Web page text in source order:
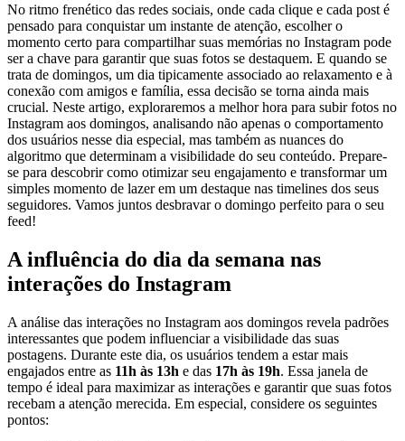
No ritmo frenético das redes⁤ sociais, onde cada clique⁣ e⁤ cada post é
pensado para ⁤conquistar um instante⁤ de ⁣atenção, escolher o
momento certo para compartilhar suas memórias no Instagram pode
ser a chave para ‍garantir que suas fotos se destaquem. E⁢ quando se
trata⁤ de domingos, um dia tipicamente associado ao relaxamento e⁤ à
conexão com ‍amigos ⁤e família, essa‍ decisão se torna ainda mais
⁤crucial. Neste ⁤artigo, exploraremos a ⁢melhor ‌hora para ⁤subir fotos no
Instagram⁤ aos domingos, ⁣analisando não apenas o ​comportamento
dos usuários nesse⁣ dia especial, mas também as nuances do
algoritmo que determinam a visibilidade ​do seu conteúdo.‍ Prepare-
se para descobrir como otimizar seu engajamento‌ e transformar um
simples ‍momento​ de lazer em ⁤um destaque nas timelines dos seus​
seguidores. Vamos juntos desbravar o ⁣domingo perfeito ⁣para o seu
feed!
A ⁣influência do dia‍ da semana nas
interações do Instagram
A análise das interações no Instagram⁣ aos domingos ⁢revela padrões
interessantes que podem‍ influenciar a visibilidade das suas
postagens. Durante⁢ este dia, os usuários tendem ⁢a⁣ estar mais
⁢engajados entre as 11h⁣ às 13h e das 17h às 19h. Essa janela‌ de
tempo ⁤é ideal para maximizar as interações e garantir que suas fotos
recebam​ a atenção merecida. Em especial, considere ‌os⁣ seguintes
pontos: